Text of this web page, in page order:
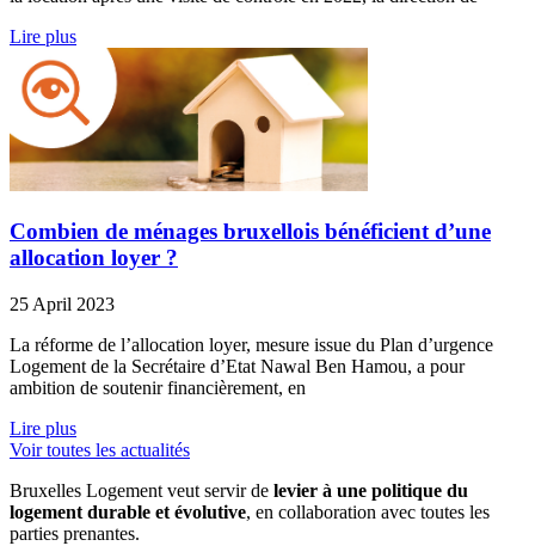
Lire plus
Combien de ménages bruxellois bénéficient d’une
allocation loyer ?
25 April 2023
La réforme de l’allocation loyer, mesure issue du Plan d’urgence
Logement de la Secrétaire d’Etat Nawal Ben Hamou, a pour
ambition de soutenir financièrement, en
Lire plus
Voir toutes les actualités
Bruxelles Logement veut servir de levier à une politique du
logement durable et évolutive, en collaboration avec toutes les
parties prenantes.